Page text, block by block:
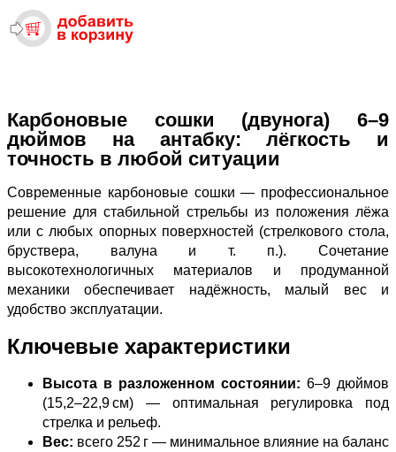
Карбоновые сошки (двунога) 6–9
дюймов на антабку: лёгкость и
точность в любой ситуации
Современные карбоновые сошки — профессиональное
решение для стабильной стрельбы из положения лёжа
или с любых опорных поверхностей (стрелкового стола,
бруствера, валуна и т. п.). Сочетание
высокотехнологичных материалов и продуманной
механики обеспечивает надёжность, малый вес и
удобство эксплуатации.
Ключевые характеристики
Высота в разложенном состоянии: 6–9 дюймов
(15,2–22,9 см) — оптимальная регулировка под
стрелка и рельеф.
Вес: всего 252 г — минимальное влияние на баланс